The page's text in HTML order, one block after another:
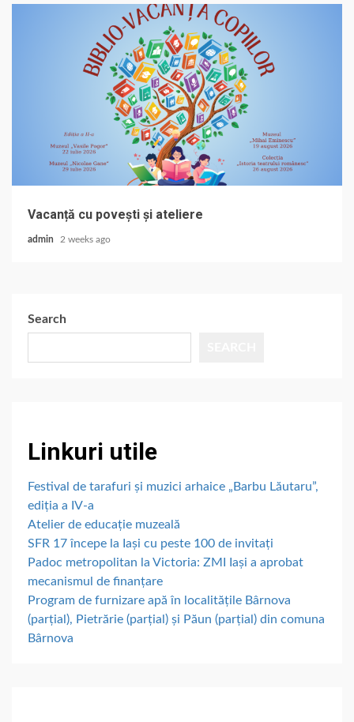
Vacanță cu povești și ateliere
admin 2 weeks ago
Search
Linkuri utile
Festival de tarafuri și muzici arhaice „Barbu Lăutaru”,
ediția a IV-a
Atelier de educație muzeală
SFR 17 începe la Iași cu peste 100 de invitați
Padoc metropolitan la Victoria: ZMI Iași a aprobat
mecanismul de finanțare
Program de furnizare apă în localitățile Bârnova
(parțial), Pietrărie (parțial) și Păun (parțial) din comuna
Bârnova